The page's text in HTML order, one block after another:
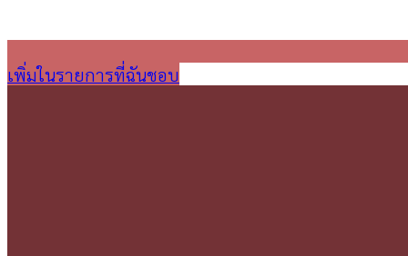
เพิ่มในรายการที่ฉันชอบ